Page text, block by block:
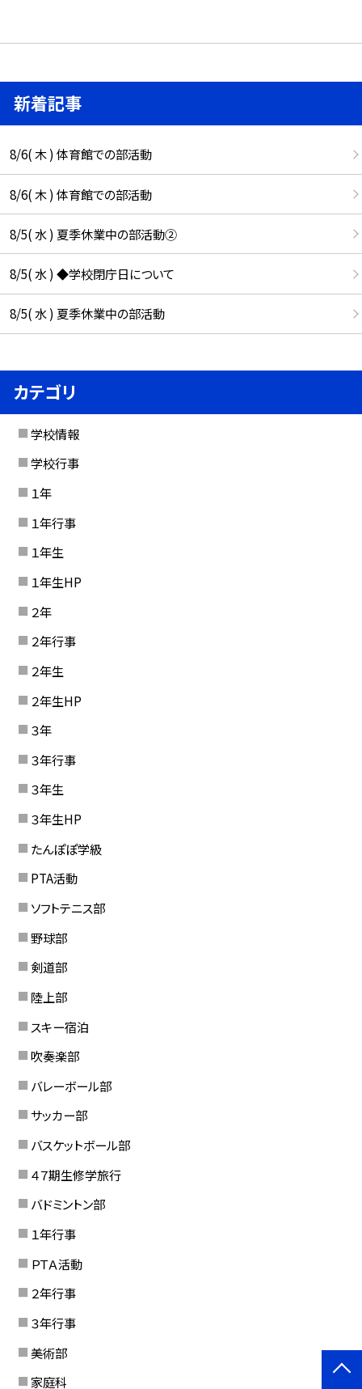
新着記事
8/6( 木 ) 体育館での部活動
8/6( 木 ) 体育館での部活動
8/5( 水 ) 夏季休業中の部活動②
8/5( 水 ) ◆学校閉庁日について
8/5( 水 ) 夏季休業中の部活動
カテゴリ
学校情報
学校行事
１年
１年行事
１年生
１年生HP
２年
２年行事
２年生
２年生HP
３年
３年行事
３年生
３年生HP
たんぽぽ学級
PTA活動
ソフトテニス部
野球部
剣道部
陸上部
スキー宿泊
吹奏楽部
バレーボール部
サッカー部
バスケットボール部
４７期生修学旅行
バドミントン部
１年行事
ＰＴＡ活動
２年行事
３年行事
美術部
家庭科